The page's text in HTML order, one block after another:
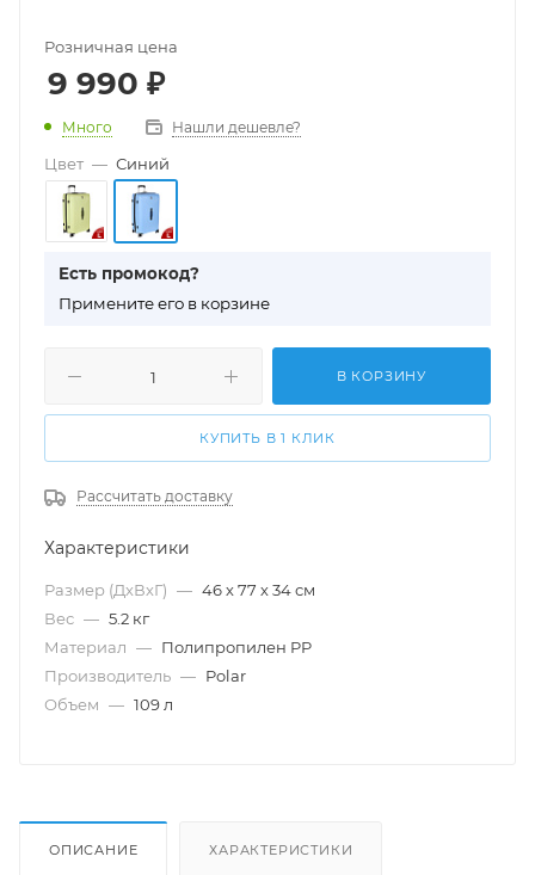
Розничная цена
9 990 ₽
Много Нашли дешевле?
Цвет — Синий
Есть промокод?
Примените его в корзине
В КОРЗИНУ
КУПИТЬ В 1 КЛИК
Рассчитать доставку
Характеристики
Размер (ДхВхГ) — 46 х 77 х 34 см
Вес — 5.2 кг
Материал — Полипропилен PP
Производитель — Polar
Объем — 109 л
ОПИСАНИЕ ХАРАКТЕРИСТИКИ